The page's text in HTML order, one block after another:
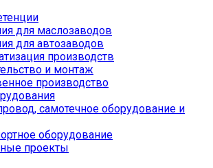
для маслозаводов
для автозаводов
производств
и монтаж
производство
самотечное оборудование и
оборудование
проекты